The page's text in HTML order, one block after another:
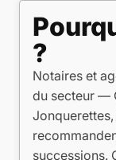
?
Notaires et
du secteur —
successions.